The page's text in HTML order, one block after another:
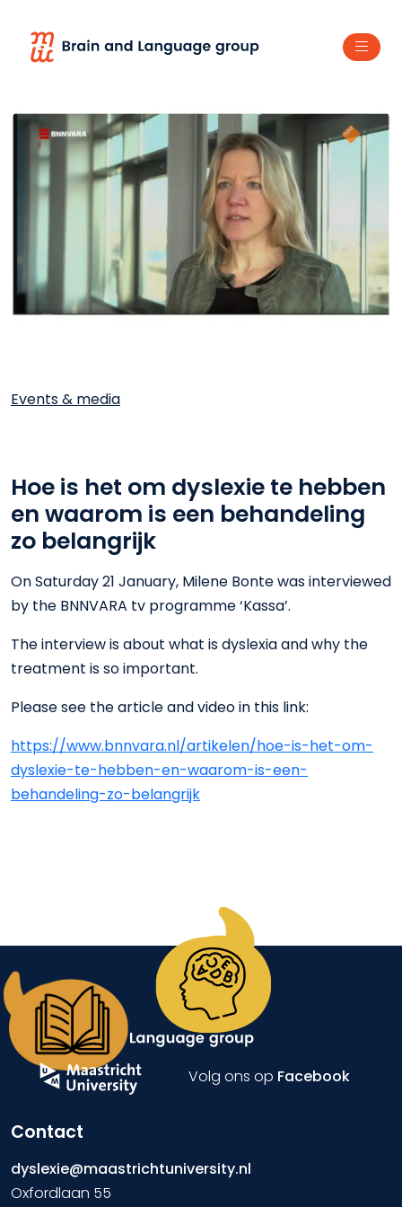
Events & media
Hoe is het om dyslexie te hebben
en waarom is een behandeling
zo belangrijk
On Saturday 21 January, Milene Bonte was interviewed
by the BNNVARA tv programme ‘Kassa’.
The interview is about what is dyslexia and why the
treatment is so important.
Please see the article and video in this link:
https://www.bnnvara.nl/artikelen/hoe-is-het-om-
dyslexie-te-hebben-en-waarom-is-een-
behandeling-zo-belangrijk
Volg ons op Facebook
Contact
dyslexie@maastrichtuniversity.nl
Oxfordlaan 55